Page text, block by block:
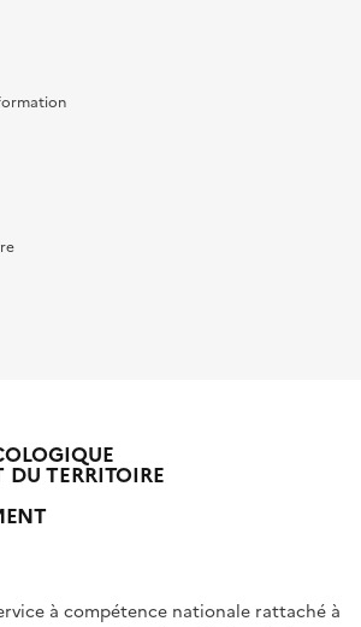
TERRITOIRE
à compétence nationale rattaché à